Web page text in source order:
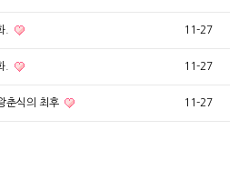
. 11-27
. 11-27
춘식의 최후 11-27